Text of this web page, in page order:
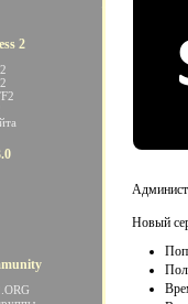
Новый
2